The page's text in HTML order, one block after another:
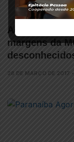
Advogado
margens da
28 DE MARÇO DE 2017